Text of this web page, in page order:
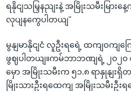
ရနိုငျသမြှနညျးနဲ့ အမြိုးသမီးမြာ
လုပျနကွေပါတယျ"
မွနျမာနိုငျငံ လူဦးရရေဲ့ ထကျဝကျ
ဖွဈပါတယျ။ကမ်ဘာဘဏျရဲ့ ၂၀၂၀ စ
မှော အမြိုးသမီးက ၅၁.၈ ရာနှုနျး
မြိုးသားဦးရထေကျ အမြိုးသမီးဦး